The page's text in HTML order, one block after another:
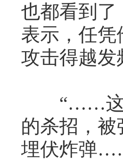
也都看到了
表示，任
攻击得越发
“……这就
的杀招，
埋伏炸弹